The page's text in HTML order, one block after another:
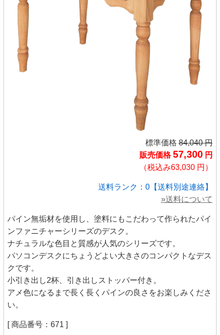
標準価格84,040 円
販売価格57,300円
（税込み63,030 円）
送料ランク：0【送料別途連絡】
»送料について
パイン無垢材を使用し、塗料にもこだわって作られたパイ
ンファニチャーシリーズのデスク。
ナチュラルな色目と質感が人気のシリーズです。
パソコンデスクにちょうどよい大きさのコンパクトなデス
クです。
小引き出し2杯、引き出しストッパー付き。
アメ色になるまで長く長くパインの良さをお楽しみくださ
い。
[ 商品番号：671 ]